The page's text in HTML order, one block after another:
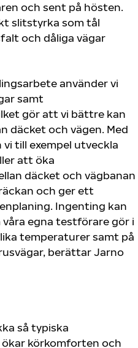
och sent på hösten.
slitstyrka som tål
och dåliga vägar
använder vi
samt
gör att vi bättre kan
däcket och vägen. Med
vi till exempel utveckla
att öka
däcket och vägbanan
och ger ett
Ingenting kan
egna testförare gör i
temperaturer samt på
berättar Jarno
så typiska
körkomforten och